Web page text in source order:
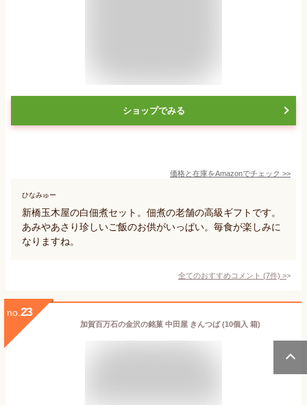
ショップでみる
価格と在庫をAmazonでチェック >>
ひなみゅー
新橋玉木屋の白佃煮セット。佃煮の老舗の高級ギフトです。
あみやあさり珍しいご飯のお供がいっぱい。毎食が楽しみに
なりますね。
全てのおすすめコメント (7件) >
no. 23
加賀百万石の金沢の銘菓 中田屋 きんつば (10個入 箱)